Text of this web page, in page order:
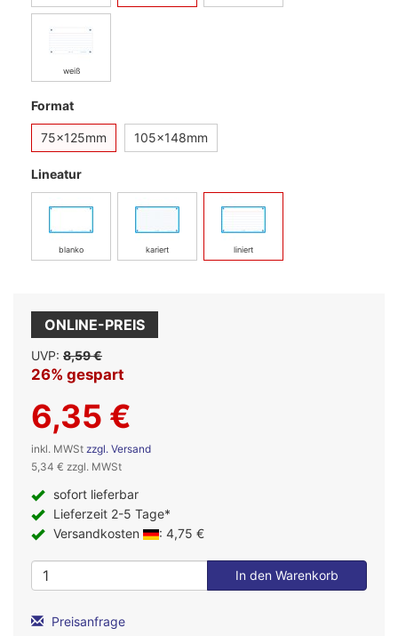
weiß
Format
75x125mm 105x148mm
Lineatur
blanko kariert liniert
ONLINE-PREIS
UVP: 8,59 €
26% gespart
6,35 €
inkl. MWSt zzgl. Versand
5,34 € zzgl. MWSt
sofort lieferbar
Lieferzeit 2-5 Tage*
Versandkosten
: 4,75 €
Preisanfrage